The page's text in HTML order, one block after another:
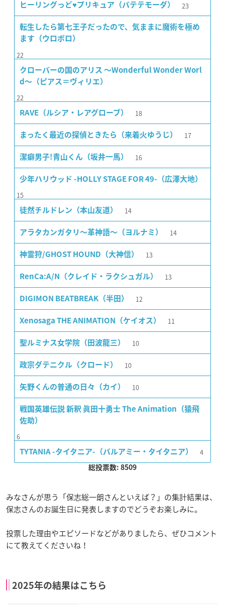
ヒーリングっど♥プリキュア（バテテモーダ） 23
転生したら第七王子だったので、気ままに魔術を極め
ます（ウロボロ）
22
クローバーの国のアリス 〜Wonderful Wonder Worl
d〜（ピアス＝ヴィリエ）
22
RAVE（ルシア・レアグローブ） 18
まったく最近の探偵ときたら（来着火ゆうじ） 17
潔癖男子!青山くん（坂井一馬） 16
少年ハリウッド -HOLLY STAGE FOR 49-（広澤大地）
15
徒然チルドレン（本山友道） 14
アラタカンガタリ〜革神語〜（ヨルナミ） 14
神霊狩/GHOST HOUND（大神信） 13
RenCa:A/N（クレイド・ラクシュガル） 13
DIGIMON BEATBREAK（半田） 12
Xenosaga THE ANIMATION（ケイオス） 11
聖ルミナス女学院（田波龍三） 10
政宗ダテニクル（クロード） 10
矢野くんの普通の日々（カイ） 10
戦国英雄伝説 新釈 眞田十勇士 The Animation（猿飛
佐助）
6
TYTANIA -タイタニア-（バルアミー・タイタニア） 4
総投票数: 8509
みなさんが思う「保志総一朗さんといえば？」の集計結果は、
保志さんのお誕生日に発表しますのでどうぞお楽しみに。
投票した理由やエピソードなどがありましたら、ぜひコメント
にて教えてくださいね！
2025年の結果はこちら